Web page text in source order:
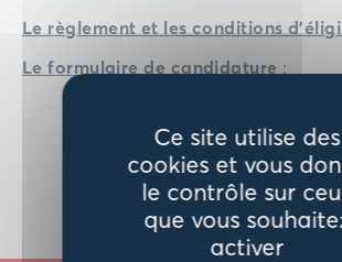
Ce site utilise des
cookies et vous
le contrôle sur
que vous
activer
Le règlement et les conditions
Le formulaire de candidature :
Retour aux actualités